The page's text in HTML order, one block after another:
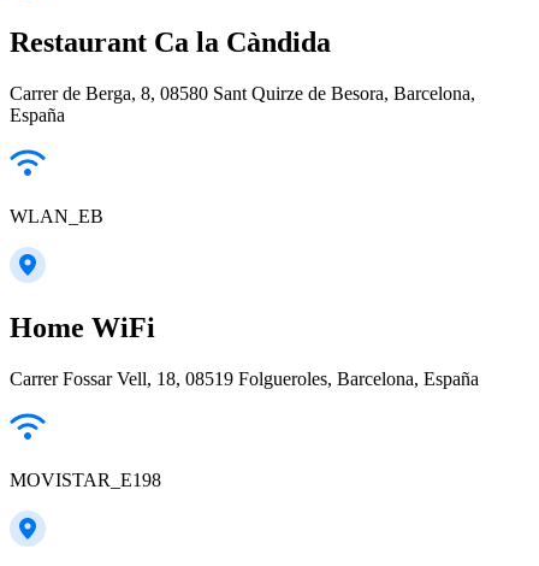
Restaurant Ca la Càndida
Carrer de Berga, 8, 08580 Sant Quirze de Besora, Barcelona,
España
WLAN_EB
Home WiFi
Carrer Fossar Vell, 18, 08519 Folgueroles, Barcelona, España
MOVISTAR_E198